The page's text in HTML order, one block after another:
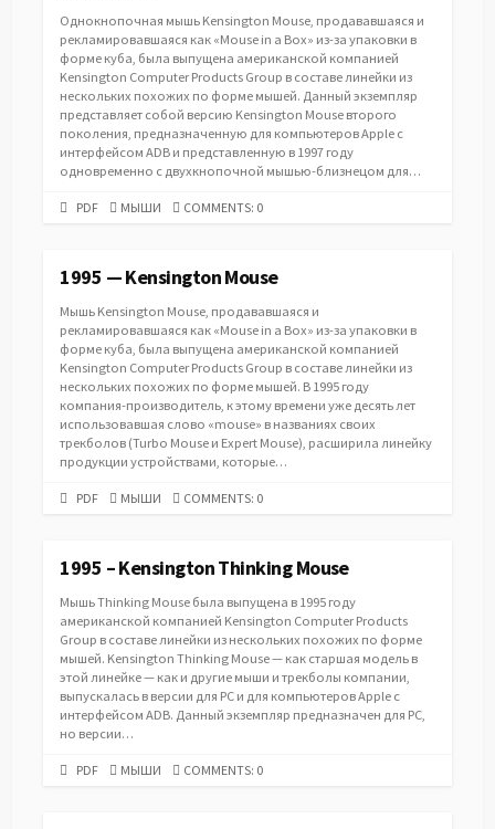
Однокнопочная мышь Kensington Mouse, продававшаяся и
рекламировавшаяся как «Mouse in a Box» из-за упаковки в
форме куба, была выпущена американской компанией
Kensington Computer Products Group в составе линейки из
нескольких похожих по форме мышей. Данный экземпляр
представляет собой версию Kensington Mouse второго
поколения, предназначенную для компьютеров Apple с
интерфейсом ADB и представленную в 1997 году
одновременно с двухкнопочной мышью-близнецом для…
PDF
PDF CATEGORIES
МЫШИ COMMENTS: 0
1995 — Kensington Mouse
Мышь Kensington Mouse, продававшаяся и
рекламировавшаяся как «Mouse in a Box» из-за упаковки в
форме куба, была выпущена американской компанией
Kensington Computer Products Group в составе линейки из
нескольких похожих по форме мышей. В 1995 году
компания-производитель, к этому времени уже десять лет
использовавшая слово «mouse» в названиях своих
трекболов (Turbo Mouse и Expert Mouse), расширила линейку
продукции устройствами, которые…
PDF
PDF CATEGORIES
МЫШИ COMMENTS: 0
1995 – Kensington Thinking Mouse
Мышь Thinking Mouse была выпущена в 1995 году
американской компанией Kensington Computer Products
Group в составе линейки из нескольких похожих по форме
мышей. Kensington Thinking Mouse — как старшая модель в
этой линейке — как и другие мыши и трекболы компании,
выпускалась в версии для PC и для компьютеров Apple с
интерфейсом ADB. Данный экземпляр предназначен для PC,
но версии…
PDF
PDF CATEGORIES
МЫШИ COMMENTS: 0